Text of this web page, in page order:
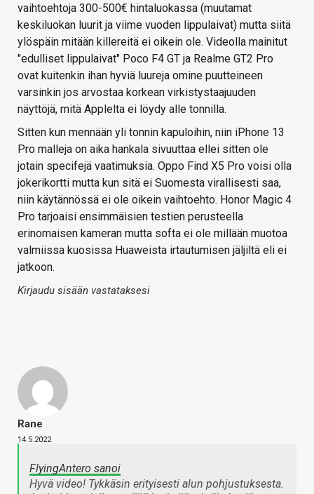
vaihtoehtoja 300-500€ hintaluokassa (muutamat
keskiluokan luurit ja viime vuoden lippulaivat) mutta siitä
ylöspäin mitään killereitä ei oikein ole. Videolla mainitut
"edulliset lippulaivat" Poco F4 GT ja Realme GT2 Pro
ovat kuitenkin ihan hyviä luureja omine puutteineen
varsinkin jos arvostaa korkean virkistystaajuuden
näyttöjä, mitä Applelta ei löydy alle tonnilla.
Sitten kun mennään yli tonnin kapuloihin, niin iPhone 13
Pro malleja on aika hankala sivuuttaa ellei sitten ole
jotain specifejä vaatimuksia. Oppo Find X5 Pro voisi olla
jokerikortti mutta kun sitä ei Suomesta virallisesti saa,
niin käytännössä ei ole oikein vaihtoehto. Honor Magic 4
Pro tarjoaisi ensimmäisien testien perusteella
erinomaisen kameran mutta softa ei ole millään muotoa
valmiissa kuosissa Huaweista irtautumisen jäljiltä eli ei
jatkoon.
Kirjaudu sisään vastataksesi
Rane
14.5.2022
FlyingAntero sanoi
Hyvä video! Tykkäsin erityisesti alun pohjustuksesta.